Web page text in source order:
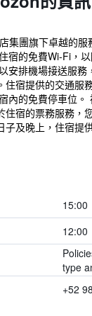
集團旗下卓越的
宿的免費Wi-Fi，
安排機場接送服務
住宿提供的交通服
內的免費停車位。
住宿的票務服務，
子及晚上，住宿提
15:00
12:00
type
+52